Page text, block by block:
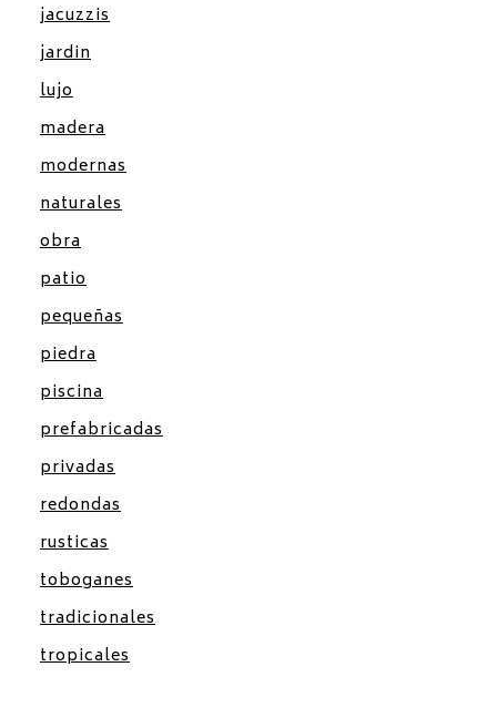
jacuzzis
jardin
lujo
madera
modernas
naturales
obra
patio
pequeñas
piedra
piscina
prefabricadas
privadas
redondas
rusticas
toboganes
tradicionales
tropicales